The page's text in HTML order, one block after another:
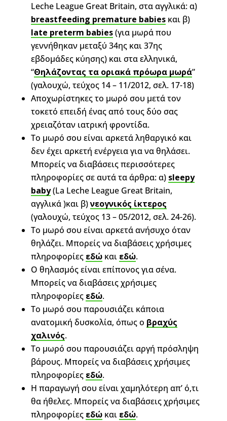
Leche League Great Britain, στα αγγλικά: α)
breastfeeding premature babiesκαι β)
late preterm babies(για μωρά που
γεννήθηκαν μεταξύ 34ης και 37ης
εβδομάδες κύησης) και στα ελληνικά,
“Θηλάζοντας τα οριακά πρόωρα μωρά”
(γαλουχώ, τεύχος 14 – 11/2012, σελ. 17-18)
Αποχωρίστηκες το μωρό σου μετά τον
τοκετό επειδή ένας από τους δύο σας
χρειαζόταν ιατρική φροντίδα.
Το μωρό σου είναι αρκετά ληθαργικό και
δεν έχει αρκετή ενέργεια για να θηλάσει.
Μπορείς να διαβάσεις περισσότερες
πληροφορίες σε αυτά τα άρθρα: α) sleepy
baby(La Leche League Great Britain,
αγγλικά )και β)νεογνικός ίκτερος
(γαλουχώ, τεύχος 13 – 05/2012, σελ. 24-26).
Το μωρό σου είναι αρκετά ανήσυχο όταν
θηλάζει. Μπορείς να διαβάσεις χρήσιμες
πληροφορίες εδώκαι εδώ.
Ο θηλασμός είναι επίπονος για σένα.
Μπορείς να διαβάσεις χρήσιμες
πληροφορίες εδώ.
Το μωρό σου παρουσιάζει κάποια
ανατομική δυσκολία, όπως ο βραχύς
χαλινός.
Το μωρό σου παρουσιάζει αργή πρόσληψη
βάρους. Μπορείς να διαβάσεις χρήσιμες
πληροφορίες εδώ.
Η παραγωγή σου είναι χαμηλότερη απ’ ό,τι
θα ήθελες. Μπορείς να διαβάσεις χρήσιμες
πληροφορίες εδώκαι εδώ.